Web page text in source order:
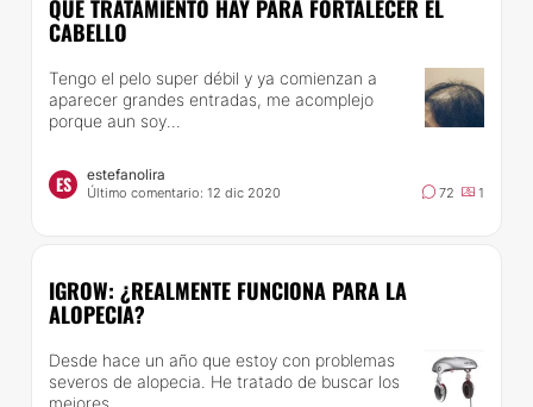
QUE TRATAMIENTO HAY PARA FORTALECER EL
CABELLO
Tengo el pelo super débil y ya comienzan a
aparecer grandes entradas, me acomplejo
porque aun soy...
ES estefanolira
Último comentario: 12 dic 2020 72 1
IGROW: ¿REALMENTE FUNCIONA PARA LA
ALOPECIA?
Desde hace un año que estoy con problemas
severos de alopecia. He tratado de buscar los
mejores...